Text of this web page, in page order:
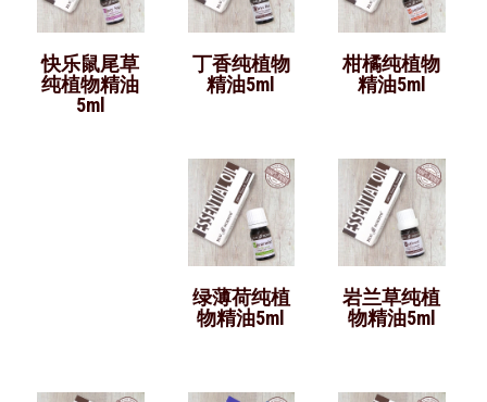
快乐鼠尾草
纯植物精油
5ml
丁香纯植物
精油5ml
柑橘纯植物
精油5ml
绿薄荷纯植
物精油5ml
岩兰草纯植
物精油5ml